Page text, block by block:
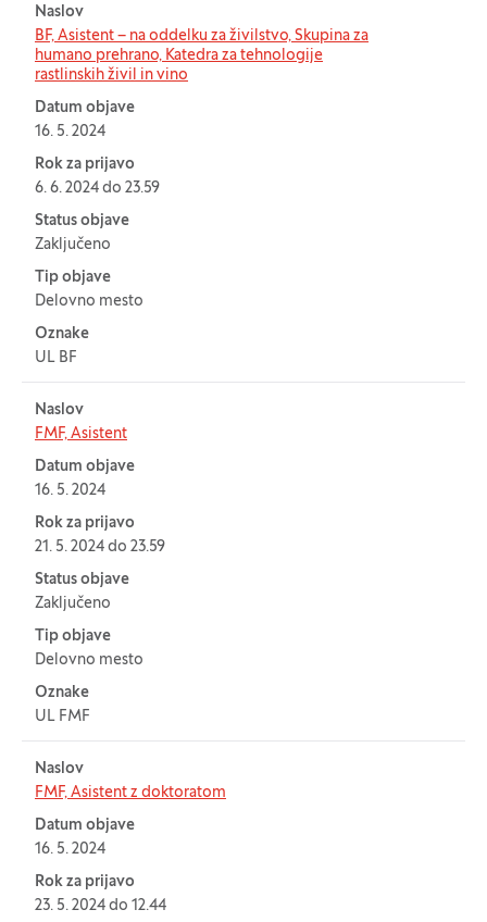
Naslov
BF, Asistent – na oddelku za živilstvo, Skupina za
humano prehrano, Katedra za tehnologije
rastlinskih živil in vino
Datum objave
16. 5. 2024
Rok za prijavo
6. 6. 2024 do 23.59
Status objave
Zaključeno
Tip objave
Delovno mesto
Oznake
UL BF
Naslov
FMF, Asistent
Datum objave
16. 5. 2024
Rok za prijavo
21. 5. 2024 do 23.59
Status objave
Zaključeno
Tip objave
Delovno mesto
Oznake
UL FMF
Naslov
FMF, Asistent z doktoratom
Datum objave
16. 5. 2024
Rok za prijavo
23. 5. 2024 do 12.44